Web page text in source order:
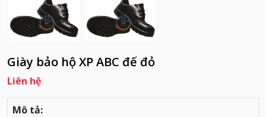
Giày bảo hộ XP ABC đế đỏ
Liên hệ
Mô tả: